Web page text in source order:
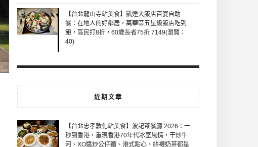
【台北龍山寺站美食】凱達大飯店百宴自助
餐：在地人的好鄰居，萬華區五星級飯店吃到
飽，區民打8折，60歲長者75折 7149(瀏覽：
40)
近期文章
【台北忠孝敦化站美食】波記茶餐廳 2026：一
秒到香港，重現香港70年代冰室風情，干炒牛
河、XO醬炒公仔麵、港式點心、絲襪奶茶都是